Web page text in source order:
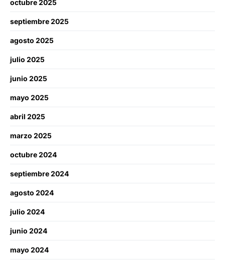
octubre 2025
septiembre 2025
agosto 2025
julio 2025
junio 2025
mayo 2025
abril 2025
marzo 2025
octubre 2024
septiembre 2024
agosto 2024
julio 2024
junio 2024
mayo 2024